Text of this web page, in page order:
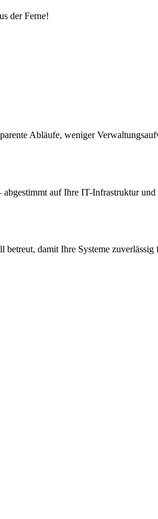
der Ferne!
Abläufe, weniger
auf Ihre IT-Infrastruktur
damit Ihre Systeme